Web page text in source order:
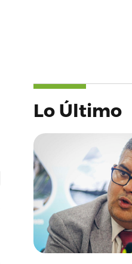
Lo Último